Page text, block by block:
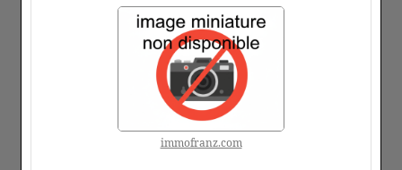
immofranz.com